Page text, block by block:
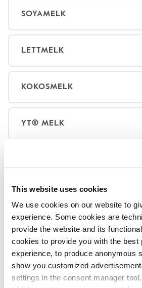
This website uses cookies
We use cookies on our website to
experience. Some cookies are
provide the website and its
cookies to provide you with the best
experience, to produce anonymous
show you customized
settings in the consent manager
SOYAMELK
LETTMELK
KOKOSMELK
YT® MELK
VANILJESIRUP
SUKKERFRI VANILJESIRUP